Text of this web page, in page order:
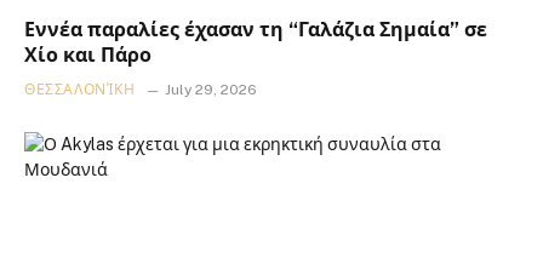
Εννέα παραλίες έχασαν τη “Γαλάζια Σημαία” σε
Χίο και Πάρο
ΘΕΣΣΑΛΟΝΊΚΗ July 29, 2026